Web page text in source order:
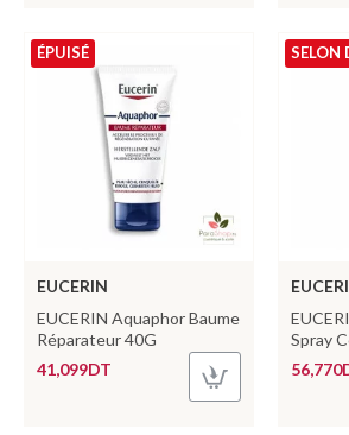
ÉPUISÉ
EUCERIN
EUCERIN Aquaphor Baume
Réparateur 40G
41,099DT
SELON
Spray